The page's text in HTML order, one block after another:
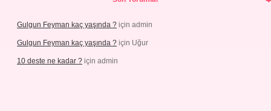
Gulgun Feyman kaç yaşında ? için admin
Gulgun Feyman kaç yaşında ? için Uğur
10 deste ne kadar ? için admin